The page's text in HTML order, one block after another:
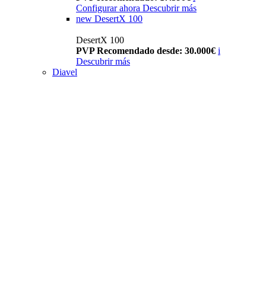
Configurar ahora Descubrir más
new DesertX 100
DesertX 100
PVP Recomendado desde: 30.000€ i
Descubrir más
Diavel